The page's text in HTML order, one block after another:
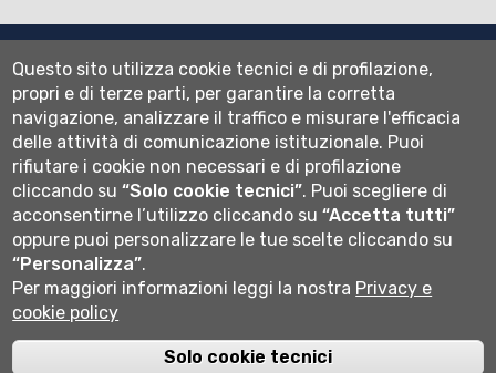
Mappa del sito
Normativa cookie
Informativa privacy
Cookie settings
Wi-fi
Webmail
Università degli studi di Bergamo
Cod. Fiscale 80004350163
Questo sito utilizza cookie tecnici e di profilazione,
propri e di terze parti, per garantire la corretta
navigazione, analizzare il traffico e misurare l'efficacia
delle attività di comunicazione istituzionale. Puoi
rifiutare i cookie non necessari e di profilazione
cliccando su“Solo cookie tecnici”. Puoi scegliere di
acconsentirne l’utilizzo cliccando su“Accetta tutti”
oppure puoi personalizzare le tue scelte cliccando su
“Personalizza”.
Per maggiori informazioni leggi la nostra Privacy e
cookie policy
Solo cookie tecnici